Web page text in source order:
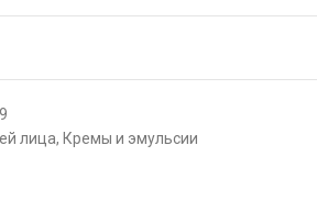
лица, Кремы и эмульсии